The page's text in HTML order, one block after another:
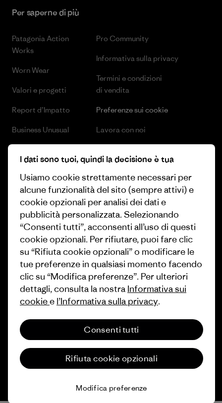
Per saperne di più
Patagonia Action
Works
Worn Wear
Valori e progetti
Report d’Impatto
Business Unusual
Come finanziamo
Buoni regalo
Trova un negozio
Pro Community
Informativa sulla privacy
Termini e condizioni
di vendita
Preferenze sui cookie
Lavora con noi
Programma di affiliazione
Patagonia Svizzera Mappa del
sito
© 2026 Patagonia, Inc. All Rights Reserved.
italiano
I dati sono tuoi, quindi la decisione è tua
Usiamo cookie strettamente necessari per
alcune funzionalità del sito (sempre attivi) e
cookie opzionali per analisi dei dati e
pubblicità personalizzata. Selezionando
“Consenti tutti”, acconsenti all’uso di questi
cookie opzionali. Per rifiutare, puoi fare clic
su “Rifiuta cookie opzionali” o modificare le
tue preferenze in qualsiasi momento facendo
clic su “Modifica preferenze”. Per ulteriori
dettagli, consulta la nostra Informativa sui
cookiee l’Informativa sulla privacy.
Consenti tutti
Rifiuta cookie opzionali
Modifica preferenze